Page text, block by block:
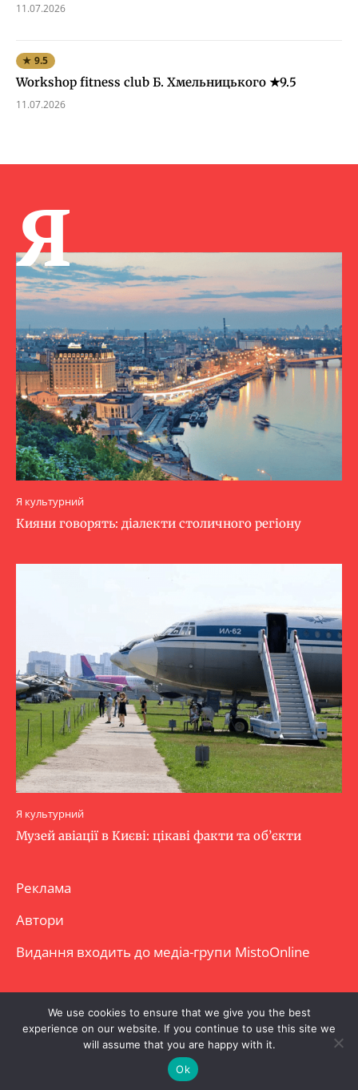
11.07.2026
★ 9.5
Workshop fitness club Б. Хмельницького ★9.5
11.07.2026
Я
Я культурний
Кияни говорять: діалекти столичного регіону
Я культурний
Музей авіації в Києві: цікаві факти та об’єкти
Реклама
Автори
Видання входить до медіа-групи MistoOnline
Copyright © Повне використання матеріалу
заборонено. Частково можна з гіперпосиланням.
We use cookies to ensure that we give you the best
experience on our website. If you continue to use this site we
will assume that you are happy with it.
Ok